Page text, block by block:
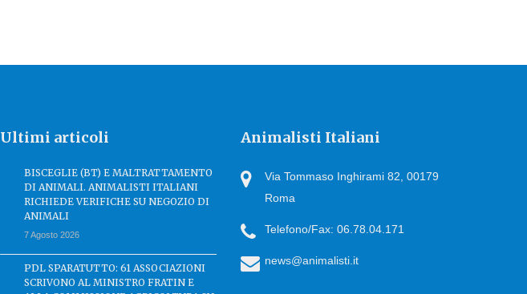
Ultimi articoli
BISCEGLIE (BT) E MALTRATTAMENTO
DI ANIMALI. ANIMALISTI ITALIANI
RICHIEDE VERIFICHE SU NEGOZIO DI
ANIMALI
7 Agosto 2026
PDL SPARATUTTO: 61 ASSOCIAZIONI
SCRIVONO AL MINISTRO FRATIN E
Animalisti Italiani
Via Tommaso Inghirami 82, 00179
Roma
Telefono/Fax: 06.78.04.171
news@animalisti.it